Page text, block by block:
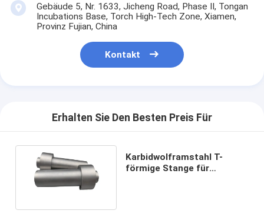
Gebäude 5, Nr. 1633, Jicheng Road, Phase II, Tongan
Incubations Base, Torch High-Tech Zone, Xiamen,
Provinz Fujian, China
Kontakt
Erhalten Sie Den Besten Preis Für
Karbidwolframstahl T-
förmige Stange für